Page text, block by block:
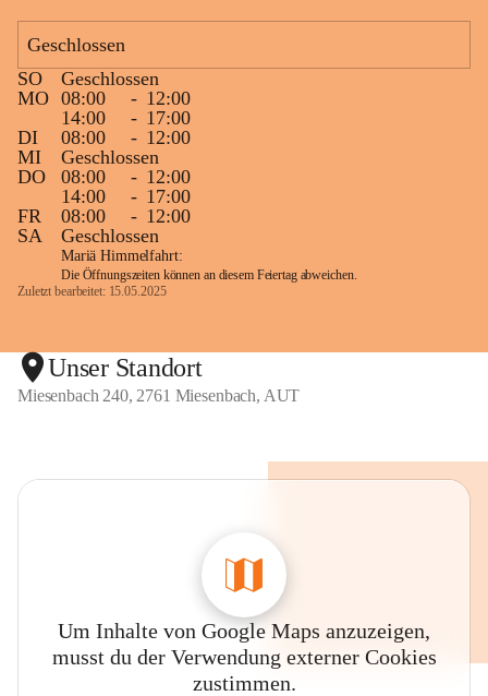
Geschlossen
SO
Geschlossen
MO 08:00 - 12:00
14:00
- 17:00
DI
08:00 - 12:00
MI
Geschlossen
DO
08:00 - 12:00
14:00
- 17:00
FR
08:00 - 12:00
SA
Geschlossen
Mariä Himmelfahrt:
Die Öffnungszeiten können an diesem Feiertag abweichen.
Zuletzt bearbeitet: 15.05.2025
Unser Standort
Miesenbach 240, 2761 Miesenbach, AUT
Um Inhalte von Google Maps anzuzeigen,
musst du der Verwendung externer Cookies
zustimmen.